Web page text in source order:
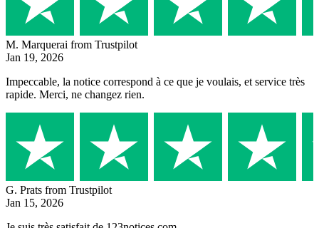
M. Marquerai from Trustpilot
Jan 19, 2026
Impeccable, la notice correspond à ce que je voulais, et service très
rapide. Merci, ne changez rien.
G. Prats from Trustpilot
Jan 15, 2026